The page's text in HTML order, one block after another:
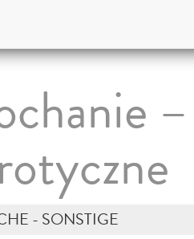
- SONSTIGE